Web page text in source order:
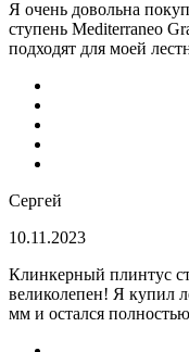
Я очень довольна
ступень Mediterraneo
подходят для моей
Сергей
10.11.2023
Клинкерный плинтус
великолепен! Я купил
мм и остался